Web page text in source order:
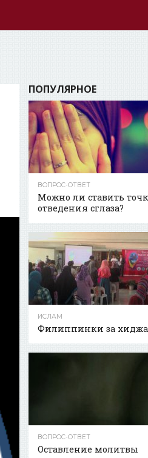
ПОПУЛЯРНОЕ
ВОПРОС-ОТВЕТ
Можно ли ставить
отведения сглаза?
ИСЛАМ
Филиппинки за
ВОПРОС-ОТВЕТ
Оставление молитвы